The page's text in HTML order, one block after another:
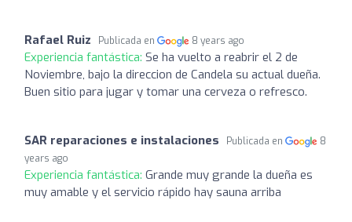
Rafael Ruiz Publicada en 8 years ago
Experiencia fantástica: Se ha vuelto a reabrir el 2 de
Noviembre, bajo la direccion de Candela su actual dueña.
Buen sitio para jugar y tomar una cerveza o refresco.
SAR reparaciones e instalaciones Publicada en
8
years ago
Experiencia fantástica: Grande muy grande la dueña es
muy amable y el servicio rápido hay sauna arriba